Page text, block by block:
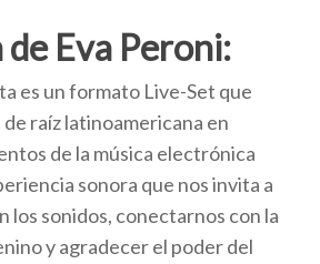
de Eva Peroni:
es un formato Live-Set que
raíz latinoamericana en
de la música electrónica
sonora que nos invita a
los sonidos, conectarnos con la
y agradecer el poder del